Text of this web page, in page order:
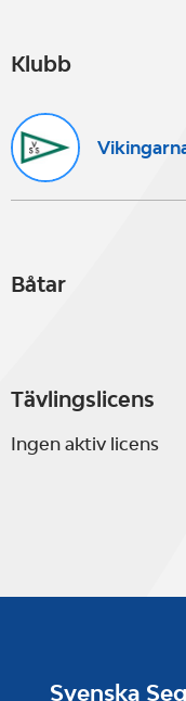
Klubb
Båtar
Tävlingslicens
Ingen aktiv licens
Svenska